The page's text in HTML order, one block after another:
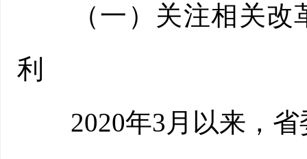
（一）关注相关改
利
2020年3月以来，省